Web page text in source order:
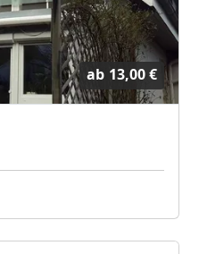
ab 13,00 €